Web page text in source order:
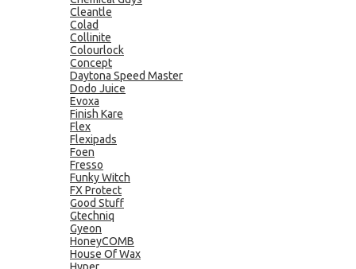
Cleantle
Colad
Collinite
Colourlock
Concept
Daytona Speed Master
Dodo Juice
Evoxa
Finish Kare
Flex
Flexipads
Foen
Fresso
Funky Witch
FX Protect
Good Stuff
Gtechniq
Gyeon
HoneyCOMB
House Of Wax